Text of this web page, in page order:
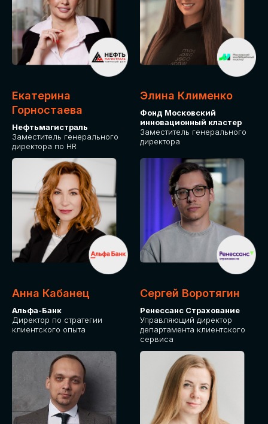
Екатерина
Горностаева
Нефтьмагистраль
Заместитель генерального
директора по HR
Элина Клименко
Фонд Московский
инновационный кластер
Заместитель генерального
директора
Анна Кабанец
Альфа-Банк
Директор по стратегии
клиентского опыта
Сергей Воротягин
Ренессанс Страхование
Управляющий директор
департамента клиентского
сервиса
Приглашаем стать партнером GLOBAL
TECH FORUM и презентовать ваши
решения целевой аудитории. Будем
рады сотрудничеству!
СТАНЬТЕ
ЭКСПОНЕНТОМ
ПОДАТЬ ЗАЯВКУ
IT Solutions for Business
СТОИМОСТЬ
УЧАСТИЯ